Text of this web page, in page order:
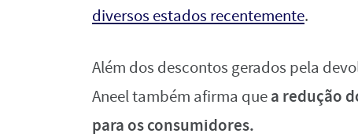
diversos estados recentemente.
Além dos descontos gerados pela
Aneel também afirma quea redução
para os consumidores.